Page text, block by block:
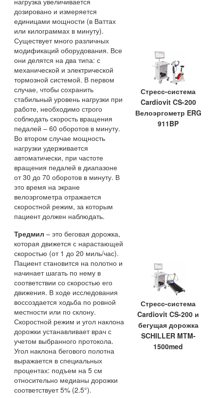
дозировано и измеряется
единицами мощности (в Ваттах
или килограммах в минуту).
Существует много различных
модификаций оборудования. Все
они делятся на два типа: с
механической и электрической
тормозной системой. В первом
случае, чтобы сохранить
стабильный уровень нагрузки при
работе, необходимо строго
соблюдать скорость вращения
педалей – 60 оборотов в минуту.
Во втором случае мощность
нагрузки удерживается
автоматически, при частоте
вращения педалей в диапазоне
от 30 до 70 оборотов в минуту. В
это время на экране
велоэргометра отражается
скоростной режим, за которым
пациент должен наблюдать.
Стресс-система
Cardiovit CS-200
Велоэргометр ERG
911BP
Тредмил – это беговая дорожка,
которая движется с нарастающей
скоростью (от 1 до 20 миль/час).
Пациент становится на полотно и
начинает шагать по нему в
соответствии со скоростью его
движения. В ходе исследования
воссоздается ходьба по ровной
местности или по склону.
Скоростной режим и угол наклона
дорожки устанавливает врач с
учетом выбранного протокола.
Угол наклона бегового полотна
выражается в специальных
процентах: подъем на 5 см
относительно медианы дорожки
соответствует 5% (2.5°).
Стресс-система
Cardiovit CS-200 и
бегущая дорожка
SCHILLER MTM-
1500med